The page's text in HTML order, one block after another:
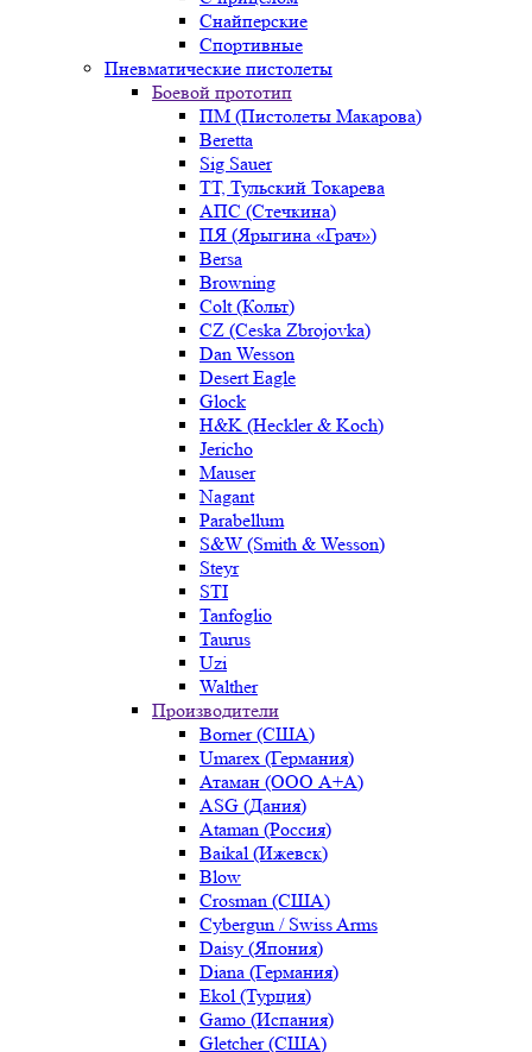
Снайперские
Спортивные
Пневматические пистолеты
Боевой прототип
ПМ (Пистолеты Макарова)
Beretta
Sig Sauer
ТТ, Тульский Токарева
АПС (Стечкина)
ПЯ (Ярыгина «Грач»)
Bersa
Browning
Colt (Кольт)
CZ (Ceska Zbrojovka)
Dan Wesson
Desert Eagle
Glock
H&K (Heckler & Koch)
Jericho
Mauser
Nagant
Parabellum
S&W (Smith & Wesson)
Steyr
STI
Tanfoglio
Taurus
Uzi
Walther
Производители
Borner (США)
Umarex (Германия)
Атаман (ООО А+А)
ASG (Дания)
Ataman (Россия)
Baikal (Ижевск)
Blow
Crosman (США)
Cybergun / Swiss Arms
Daisy (Япония)
Diana (Германия)
Ekol (Турция)
Gamo (Испания)
Gletcher (США)